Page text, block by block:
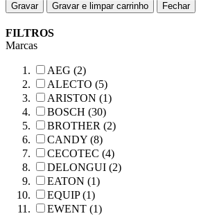
Gravar Gravar e limpar carrinho Fechar
FILTROS
Marcas
AEG (2)
ALECTO (5)
ARISTON (1)
BOSCH (30)
BROTHER (2)
CANDY (8)
CECOTEC (4)
DELONGUI (2)
EATON (1)
EQUIP (1)
EWENT (1)